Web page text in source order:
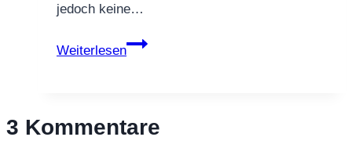
jedoch keine…
Weiterlesen
Graviola
was
3 Kommentare